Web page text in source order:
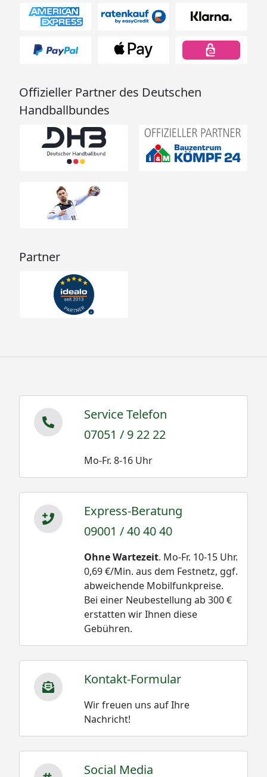
Offizieller Partner des Deutschen
Handballbundes
Partner
Service Telefon
07051 / 9 22 22
Mo-Fr. 8-16 Uhr
Express-Beratung
09001 / 40 40 40
Ohne Wartezeit. Mo-Fr. 10-15 Uhr.
0,69 €/Min. aus dem Festnetz, ggf.
abweichende Mobilfunkpreise.
Bei einer Neubestellung ab 300 €
erstatten wir Ihnen diese
Gebühren.
Kontakt-Formular
Wir freuen uns auf Ihre
Nachricht!
Social Media